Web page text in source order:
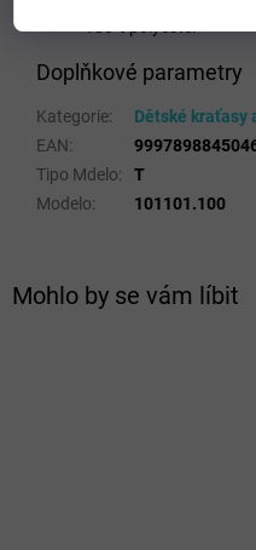
Mohlo by se vám líbit
100% polyester
Doplňkové parametry
Kategorie:
Dětské kraťasy
EAN:
Tipo Mdelo:
T
Modelo: 101101.100